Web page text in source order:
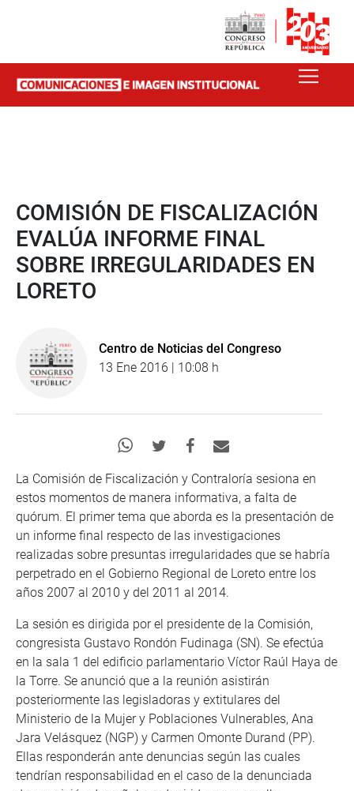
COMISIÓN DE FISCALIZACIÓN
EVALÚA INFORME FINAL
SOBRE IRREGULARIDADES EN
LORETO
Centro de Noticias del Congreso
13 Ene 2016 | 10:08 h
La Comisión de Fiscalización y Contraloría sesiona en
estos momentos de manera informativa, a falta de
quórum. El primer tema que aborda es la presentación de
un informe final respecto de las investigaciones
realizadas sobre presuntas irregularidades que se habría
perpetrado en el Gobierno Regional de Loreto entre los
años 2007 al 2010 y del 2011 al 2014.
La sesión es dirigida por el presidente de la Comisión,
congresista Gustavo Rondón Fudinaga (SN). Se efectúa
en la sala 1 del edificio parlamentario Víctor Raúl Haya de
la Torre. Se anunció que a la reunión asistirán
posteriormente las legisladoras y extitulares del
Ministerio de la Mujer y Poblaciones Vulnerables, Ana
Jara Velásquez (NGP) y Carmen Omonte Durand (PP).
Ellas responderán ante denuncias según las cuales
tendrían responsabilidad en el caso de la denunciada